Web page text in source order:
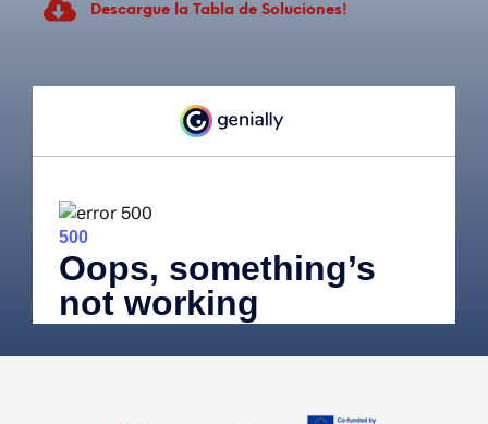
Descargue la Tabla de Soluciones!